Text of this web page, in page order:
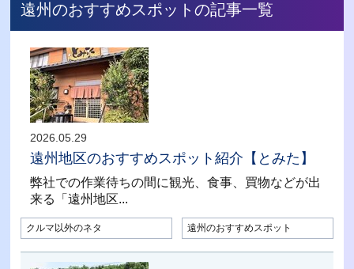
遠州のおすすめスポットの記事一覧
2026.05.29
遠州地区のおすすめスポット紹介【とみた】
弊社での作業待ちの間に観光、食事、買物などが出
来る「遠州地区...
クルマ以外のネタ 遠州のおすすめスポット